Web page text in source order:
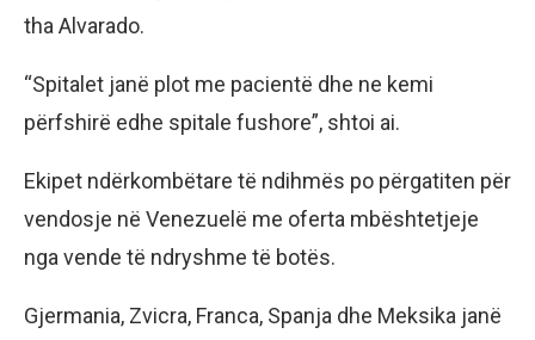
tha Alvarado.
“Spitalet janë plot me pacientë dhe ne kemi
përfshirë edhe spitale fushore”, shtoi ai.
Ekipet ndërkombëtare të ndihmës po përgatiten për
vendosje në Venezuelë me oferta mbështetjeje
nga vende të ndryshme të botës.
Gjermania, Zvicra, Franca, Spanja dhe Meksika janë